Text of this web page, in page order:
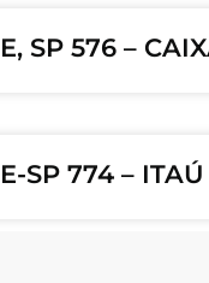
SP 576 –
SP 774 –